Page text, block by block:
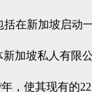
在新加坡启动
加坡私人有
使其现有的